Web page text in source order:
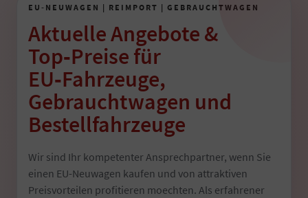
EU-NEUWAGEN | REIMPORT | GEBRAUCHTWAGEN
Aktuelle Angebote &
Top‑Preise für
EU‑Fahrzeuge,
Gebrauchtwagen und
Bestellfahrzeuge
Wir sind Ihr kompetenter Ansprechpartner, wenn Sie
einen EU-Neuwagen kaufen und von attraktiven
Preisvorteilen profitieren moechten. Als erfahrener